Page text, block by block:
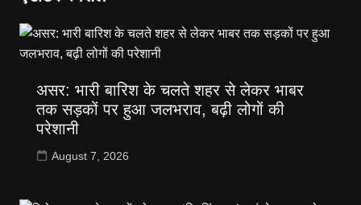
असर: भारी बारिश के चलते शहर से लेकर भाबर
तक सड़कों पर हुआ जलभराव, बढ़ी लोगों की
परेशानी
August 7, 2026